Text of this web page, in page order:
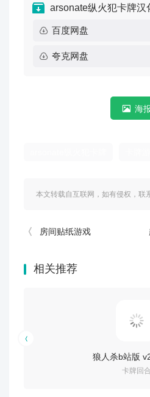
arsonate纵火犯卡牌汉
百度网盘
夸克网盘
海
本文转载自互联网，如有侵权，联
房间贴纸游戏
相关推荐
狼人杀b站版
卡牌回合